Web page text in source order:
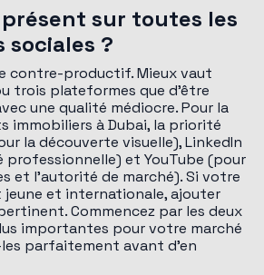
sur toutes les
sociales ?
contre-productif. Mieux vaut
trois plateformes que d'être
une qualité médiocre. Pour la
immobiliers à Dubai, la priorité
la découverte visuelle), LinkedIn
et YouTube (pour
et l'autorité de marché). Si votre
jeune et internationale, ajouter
Commencez par les deux
importantes pour votre marché
parfaitement avant d'en